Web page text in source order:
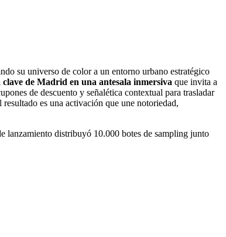
su universo de color a un entorno urbano estratégico
clave de Madrid en una antesala inmersiva que invita a
de descuento y señalética contextual para trasladar
resultado es una activación que une notoriedad,
lanzamiento distribuyó 10.000 botes de sampling junto